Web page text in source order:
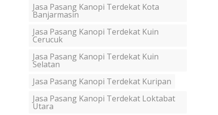
Jasa Pasang Kanopi Terdekat Kota
Banjarmasin
Jasa Pasang Kanopi Terdekat Kuin
Cerucuk
Jasa Pasang Kanopi Terdekat Kuin
Selatan
Jasa Pasang Kanopi Terdekat Kuripan
Jasa Pasang Kanopi Terdekat Loktabat
Utara